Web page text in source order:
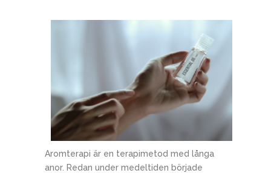
Aromterapi är en terapimetod med långa
anor. Redan under medeltiden började